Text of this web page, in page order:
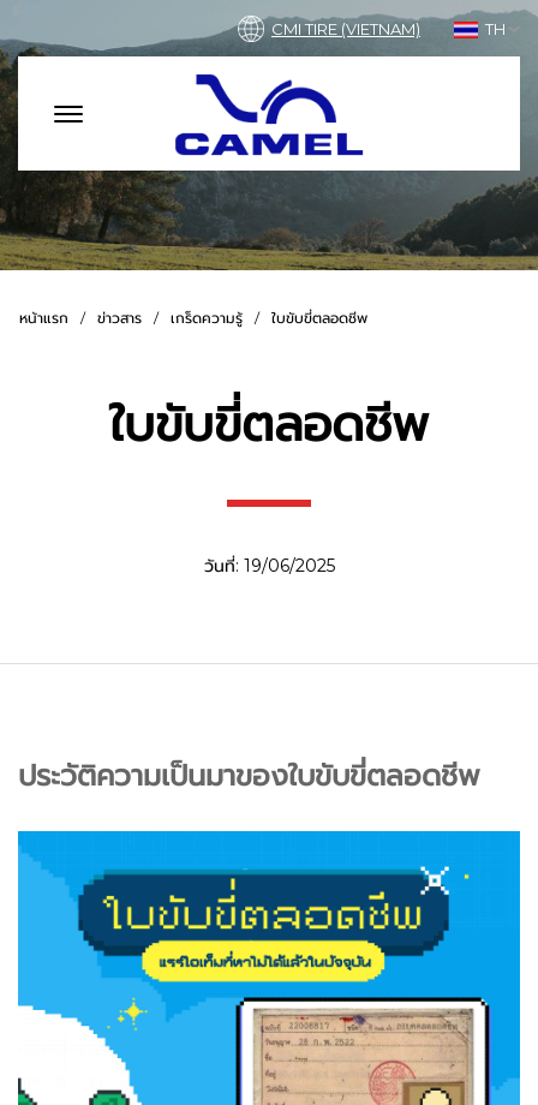
CMI TIRE (VIETNAM) TH
หน้าแรก ข่าวสาร เกร็ดความรู้ ใบขับขี่ตลอดชีพ
ใบขับขี่ตลอดชีพ
วันที่: 19/06/2025
ประวัติความเป็นมาของใบขับขี่ตลอดชีพ